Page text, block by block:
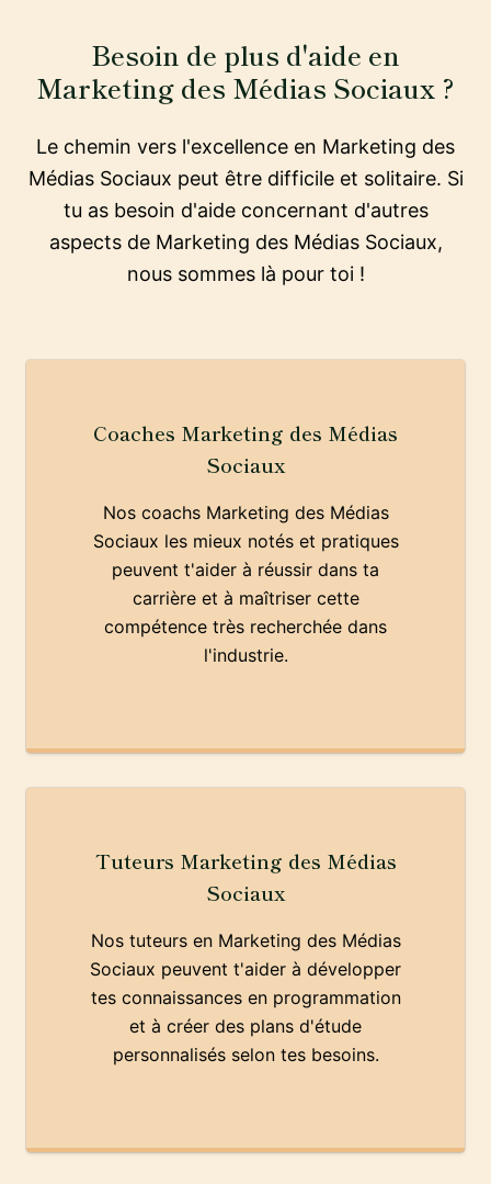
Besoin de plus d'aide en
Marketing des Médias Sociaux ?
Le chemin vers l'excellence en Marketing des
Médias Sociaux peut être difficile et solitaire. Si
tu as besoin d'aide concernant d'autres
aspects de Marketing des Médias Sociaux,
nous sommes là pour toi !
Coaches Marketing des Médias
Sociaux
Nos coachs Marketing des Médias
Sociaux les mieux notés et pratiques
peuvent t'aider à réussir dans ta
carrière et à maîtriser cette
compétence très recherchée dans
l'industrie.
Tuteurs Marketing des Médias
Sociaux
Nos tuteurs en Marketing des Médias
Sociaux peuvent t'aider à développer
tes connaissances en programmation
et à créer des plans d'étude
personnalisés selon tes besoins.